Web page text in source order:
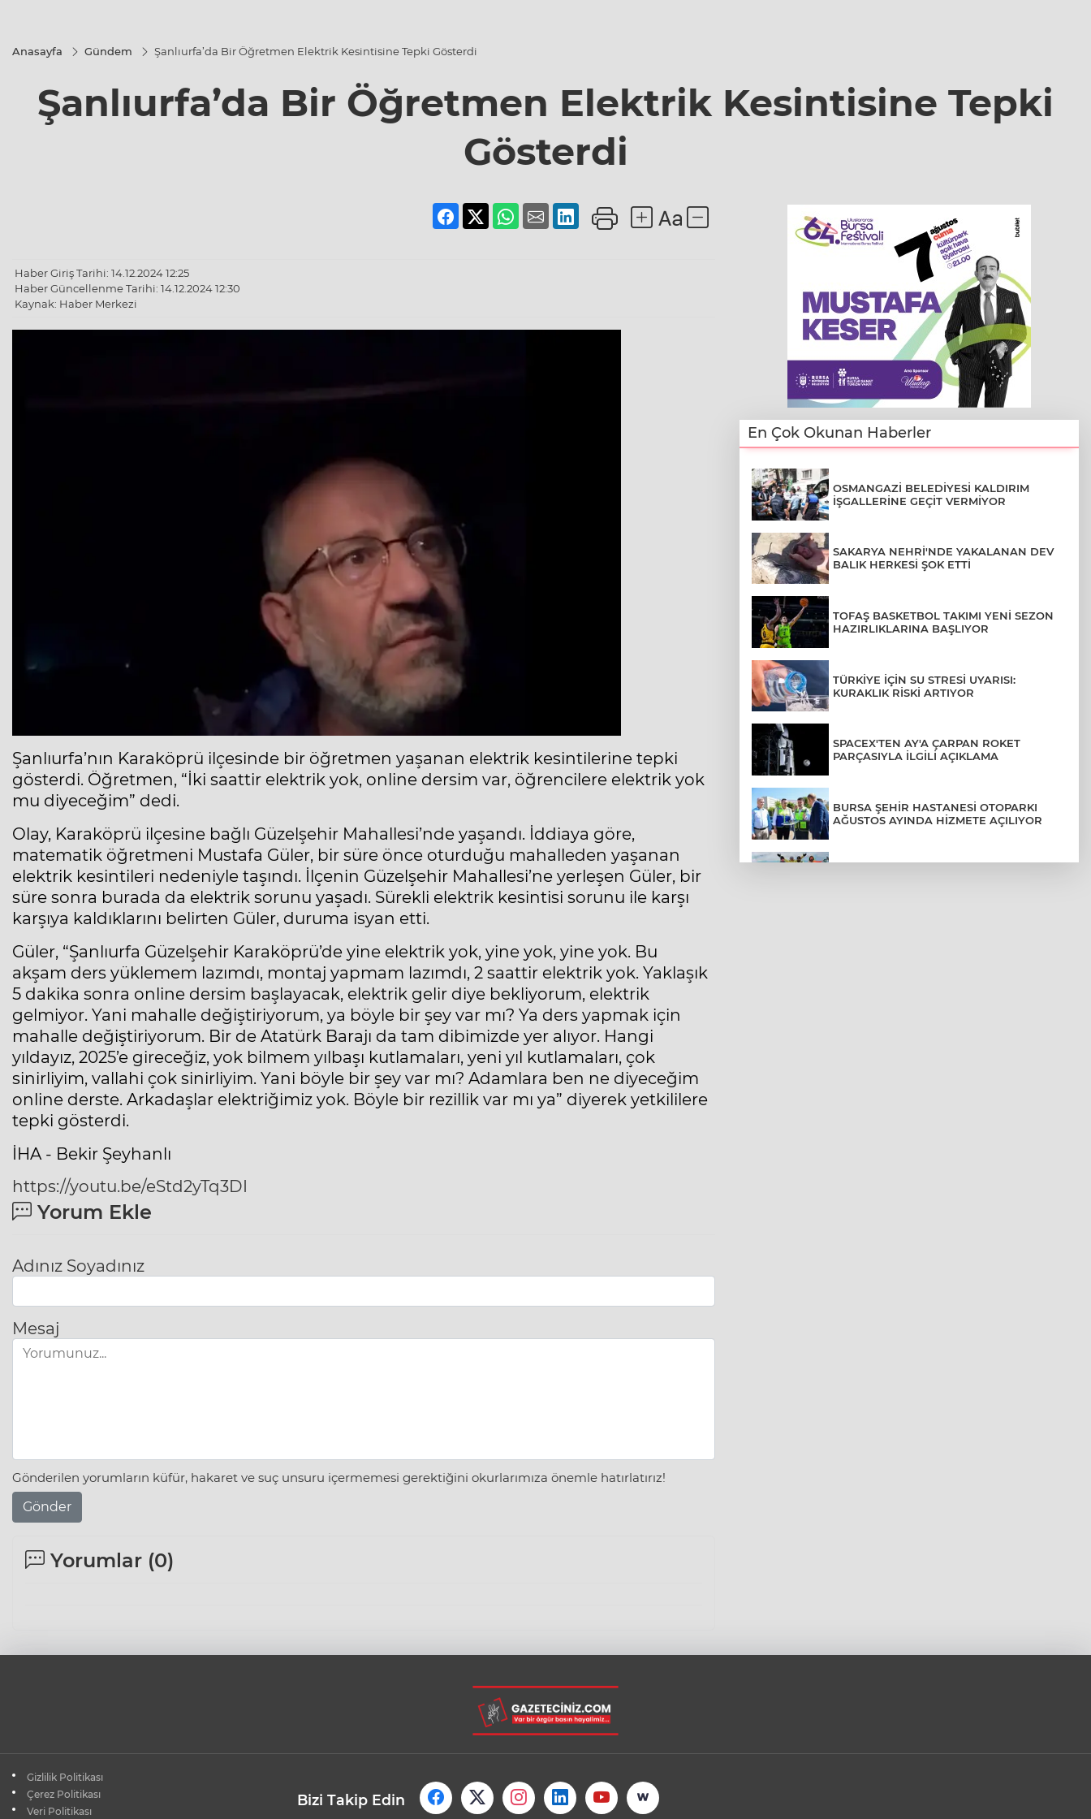
Anasayfa Gündem Şanlıurfa’da Bir Öğretmen Elektrik Kesintisine Tepki Gösterdi
Şanlıurfa’da Bir Öğretmen Elektrik Kesintisine Tepki
Gösterdi
Haber Giriş Tarihi: 14.12.2024 12:25
Haber Güncellenme Tarihi: 14.12.2024 12:30
Kaynak: Haber Merkezi
Şanlıurfa’nın Karaköprü ilçesinde bir öğretmen yaşanan elektrik kesintilerine tepki
gösterdi. Öğretmen, “İki saattir elektrik yok, online dersim var, öğrencilere elektrik yok
mu diyeceğim” dedi.
Olay, Karaköprü ilçesine bağlı Güzelşehir Mahallesi’nde yaşandı. İddiaya göre,
matematik öğretmeni Mustafa Güler, bir süre önce oturduğu mahalleden yaşanan
elektrik kesintileri nedeniyle taşındı. İlçenin Güzelşehir Mahallesi’ne yerleşen Güler, bir
süre sonra burada da elektrik sorunu yaşadı. Sürekli elektrik kesintisi sorunu ile karşı
karşıya kaldıklarını belirten Güler, duruma isyan etti.
Güler, “Şanlıurfa Güzelşehir Karaköprü’de yine elektrik yok, yine yok, yine yok. Bu
akşam ders yüklemem lazımdı, montaj yapmam lazımdı, 2 saattir elektrik yok. Yaklaşık
5 dakika sonra online dersim başlayacak, elektrik gelir diye bekliyorum, elektrik
gelmiyor. Yani mahalle değiştiriyorum, ya böyle bir şey var mı? Ya ders yapmak için
mahalle değiştiriyorum. Bir de Atatürk Barajı da tam dibimizde yer alıyor. Hangi
yıldayız, 2025’e gireceğiz, yok bilmem yılbaşı kutlamaları, yeni yıl kutlamaları, çok
sinirliyim, vallahi çok sinirliyim. Yani böyle bir şey var mı? Adamlara ben ne diyeceğim
online derste. Arkadaşlar elektriğimiz yok. Böyle bir rezillik var mı ya” diyerek yetkililere
tepki gösterdi.
İHA - Bekir Şeyhanlı
https://youtu.be/eStd2yTq3DI
Yorum Ekle
Adınız Soyadınız
Mesaj
Gönderilen yorumların küfür, hakaret ve suç unsuru içermemesi gerektiğini okurlarımıza önemle hatırlatırız!
Gönder
Yorumlar (0)
En Çok Okunan Haberler
OSMANGAZİ BELEDİYESİ KALDIRIM
İŞGALLERİNE GEÇİT VERMİYOR
SAKARYA NEHRİ'NDE YAKALANAN DEV
BALIK HERKESİ ŞOK ETTİ
TOFAŞ BASKETBOL TAKIMI YENİ SEZON
HAZIRLIKLARINA BAŞLIYOR
TÜRKİYE İÇİN SU STRESİ UYARISI:
KURAKLIK RİSKİ ARTIYOR
SPACEX'TEN AY'A ÇARPAN ROKET
PARÇASIYLA İLGİLİ AÇIKLAMA
BURSA ŞEHİR HASTANESİ OTOPARKI
AĞUSTOS AYINDA HİZMETE AÇILIYOR
Gizlilik Politikası
Çerez Politikası
Veri Politikası
Bizi Takip Edin